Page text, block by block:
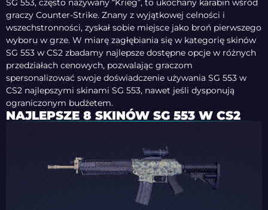
SG 553, często nazywany “Krieg”, to ukochany karabin wśród
graczy Counter-Strike. Znany z wyjątkowej celności i
wszechstronności, zyskał sobie miejsce jako broń pierwszego
wyboru w grze. W miarę zagłębiania się w kategorię skinów
SG 553 w CS2 zbadamy najlepsze dostępne opcje w różnych
przedziałach cenowych, pozwalając graczom
spersonalizować swoje doświadczenie używania SG 553 w
CS2 najlepszymi skinami SG 553, nawet jeśli dysponują
ograniczonym budżetem.
NAJLEPSZE 8 SKINÓW SG 553 W CS2